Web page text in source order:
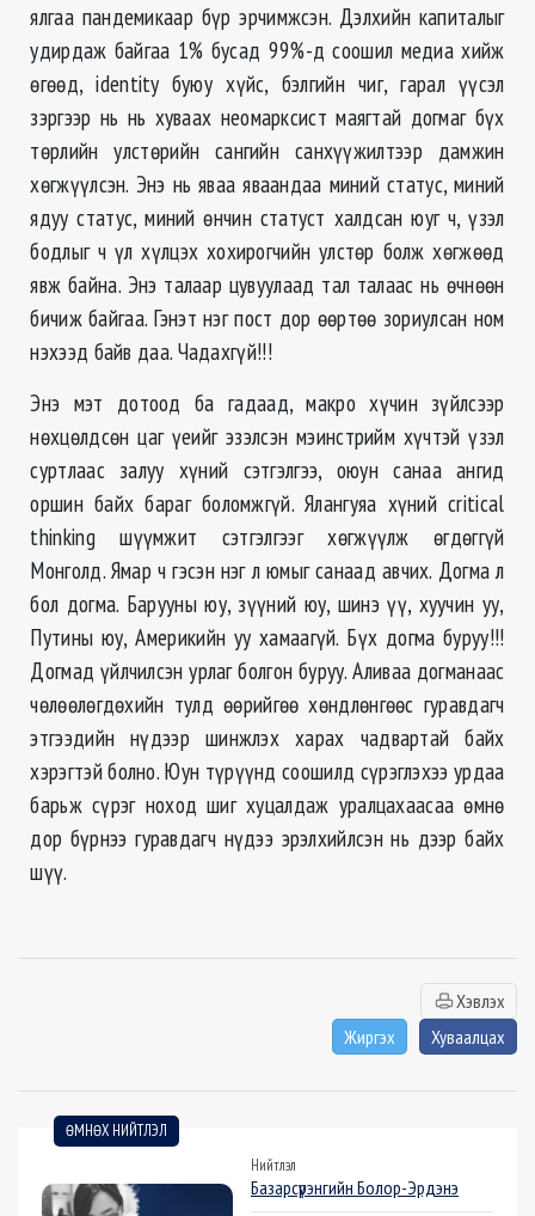
ялгаа пандемикаар бүр эрчимжсэн. Дэлхийн капиталыг
удирдаж байгаа 1% бусад 99%-д соошил медиа хийж
өгөөд, identity буюу хүйс, бэлгийн чиг, гарал үүсэл
зэргээр нь нь хуваах неомарксист маягтай догмаг бүх
төрлийн улстөрийн сангийн санхүүжилтээр дамжин
хөгжүүлсэн. Энэ нь яваа яваандаа миний статус, миний
ядуу статус, миний өнчин статуст халдсан юуг ч, үзэл
бодлыг ч үл хүлцэх хохирогчийн улстөр болж хөгжөөд
явж байна. Энэ талаар цувуулаад тал талаас нь өчнөөн
бичиж байгаа. Гэнэт нэг пост дор өөртөө зориулсан ном
нэхээд байв даа. Чадахгүй!!!
Энэ мэт дотоод ба гадаад, макро хүчин зүйлсээр
нөхцөлдсөн цаг үеийг эзэлсэн мэинстрийм хүчтэй үзэл
суртлаас залуу хүний сэтгэлгээ, оюун санаа ангид
оршин байх бараг боломжгүй. Ялангуяа хүний critical
thinking шүүмжит сэтгэлгээг хөгжүүлж өгдөггүй
Монголд. Ямар ч гэсэн нэг л юмыг санаад авчих. Догма л
бол догма. Барууны юу, зүүний юу, шинэ үү, хуучин уу,
Путины юу, Америкийн уу хамаагүй. Бүх догма буруу!!!
Догмад үйлчилсэн урлаг болгон буруу. Аливаа догманаас
чөлөөлөгдөхийн тулд өөрийгөө хөндлөнгөөс гуравдагч
этгээдийн нүдээр шинжлэх харах чадвартай байх
хэрэгтэй болно. Юун түрүүнд соошилд сүрэглэхээ урдаа
барьж сүрэг ноход шиг хуцалдаж уралцахаасаа өмнө
дор бүрнээ гуравдагч нүдээ эрэлхийлсэн нь дээр байх
шүү.
Хэвлэх
Жиргэх
Хуваалцах
ӨМНӨХ НИЙТЛЭЛ
Нийтлэл
Базарсүрэнгийн Болор-Эрдэнэ